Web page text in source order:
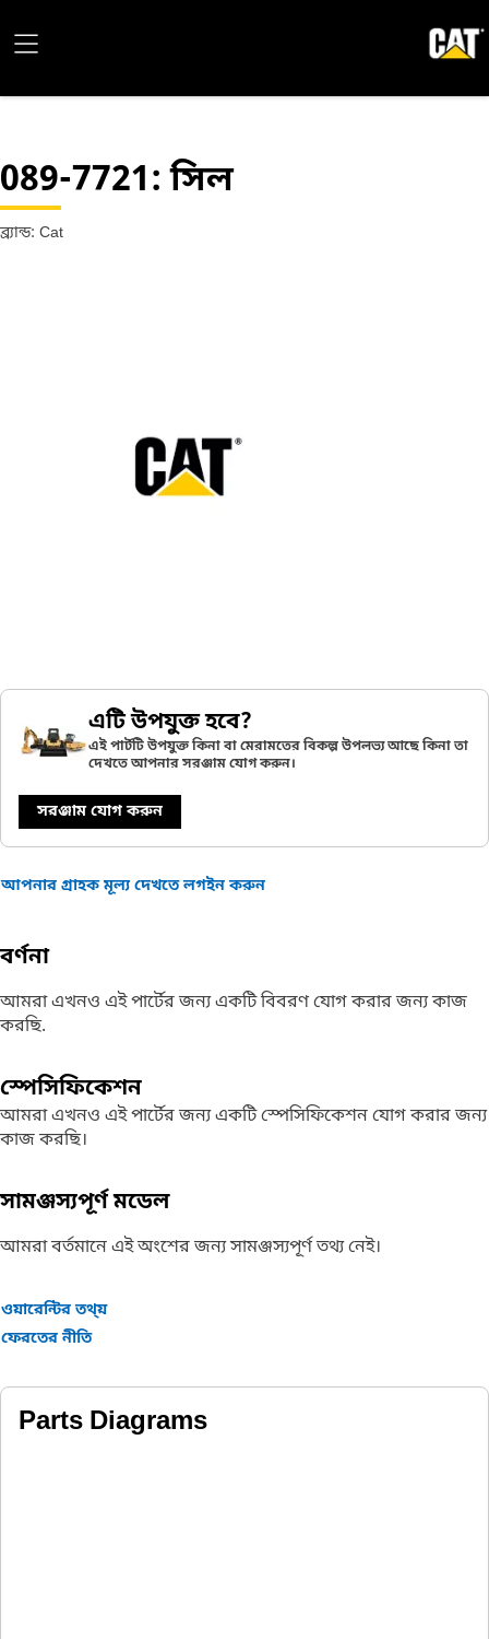
089-7721: সিল
ব্র্যান্ড: Cat
এটি উপযুক্ত হবে?
এই পার্টটি উপযুক্ত কিনা বা মেরামতের বিকল্প উপলভ্য আছে কিনা তা
দেখতে আপনার সরঞ্জাম যোগ করুন।
সরঞ্জাম যোগ করুন
আপনার গ্রাহক মূল্য দেখতে লগইন করুন
বর্ণনা
আমরা এখনও এই পার্টের জন্য একটি বিবরণ যোগ করার জন্য কাজ
করছি.
স্পেসিফিকেশন
আমরা এখনও এই পার্টের জন্য একটি স্পেসিফিকেশন যোগ করার জন্য
কাজ করছি।
সামঞ্জস্যপূর্ণ মডেল
আমরা বর্তমানে এই অংশের জন্য সামঞ্জস্যপূর্ণ তথ্য নেই।
ওয়ারেন্টির তথ্য়
ফেরতের নীতি
Parts Diagrams